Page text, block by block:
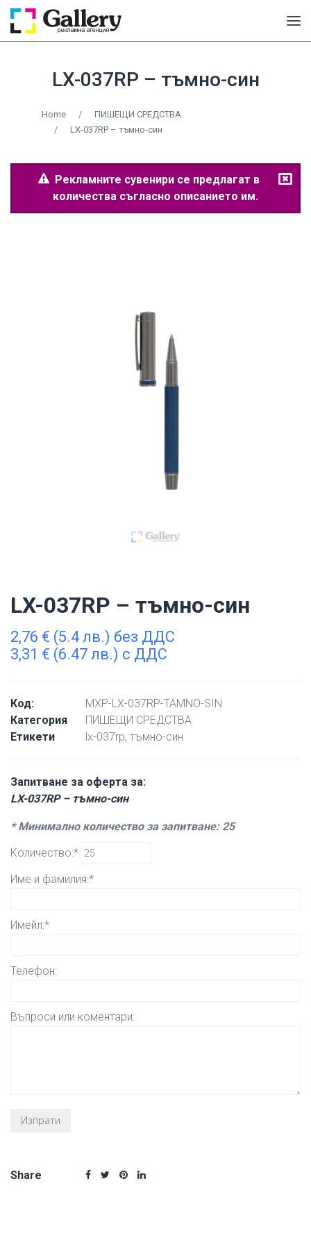
LX-037RP – тъмно-син
Home /
ПИШЕЩИ СРЕДСТВА
/
LX-037RP – тъмно-син
Рекламните сувенири се предлагат в
количества съгласно описанието им.
LX-037RP – тъмно-син
2,76 € (5.4 лв.) без ДДС
3,31 € (6.47 лв.) с ДДС
Код:
MXP-LX-037RP-TAMNO-SIN
Категория
ПИШЕЩИ СРЕДСТВА
Етикети
lx-037rp, тъмно-син
Запитване за оферта за:
LX-037RP – тъмно-син
* Минимално количество за запитване: 25
Количество:*
Име и фамилия:*
Имейл:*
Телефон:
Въпроси или коментари:
Share